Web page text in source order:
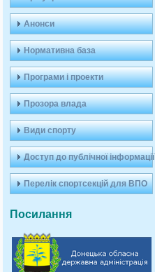
Анонси
Нормативна база
Програми і проекти
Прозора влада
Види спорту
Доступ до публічної інформації
Перелік спортсекцій для ВПО
Посилання